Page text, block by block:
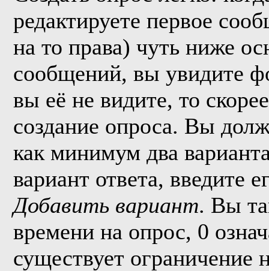
редактируете первое
на то права) чуть ниже
сообщений, вы увидите
вы её не видите, то
создание опроса. Вы
как минимум два
вариант ответа, введите
Добавить вариант. Вы
времени на опрос, 0
существует ограничение